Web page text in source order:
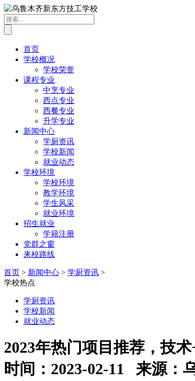
首页
学校概况
学校荣誉
课程专业
中烹专业
西点专业
西餐专业
升学专业
新闻中心
学厨资讯
学校新闻
就业动态
学校环境
学校环境
教学环境
学生风采
就业环境
招生就业
学籍注册
党群之窗
来校路线
首页 > 新闻中心 > 学厨资讯 >
学校热点
学厨资讯
学校新闻
就业动态
2023年热门项目推荐，技
时间：2023-02-11 来源：